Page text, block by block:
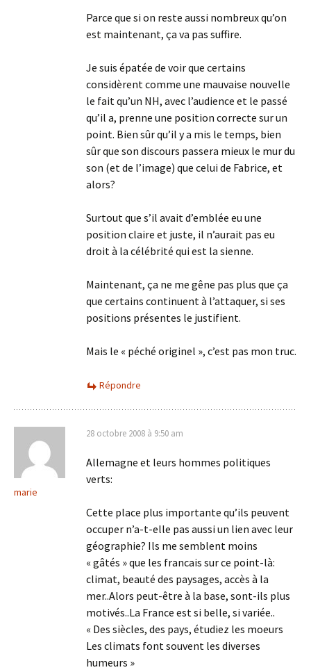
Parce que si on reste aussi nombreux qu’on
est maintenant, ça va pas suffire.
Je suis épatée de voir que certains
considèrent comme une mauvaise nouvelle
le fait qu’un NH, avec l’audience et le passé
qu’il a, prenne une position correcte sur un
point. Bien sûr qu’il y a mis le temps, bien
sûr que son discours passera mieux le mur du
son (et de l’image) que celui de Fabrice, et
alors?
Surtout que s’il avait d’emblée eu une
position claire et juste, il n’aurait pas eu
droit à la célébrité qui est la sienne.
Maintenant, ça ne me gêne pas plus que ça
que certains continuent à l’attaquer, si ses
positions présentes le justifient.
Mais le « péché originel », c’est pas mon truc.
Répondre
marie
28 octobre 2008 à 9:50 am
Allemagne et leurs hommes politiques
verts:
Cette place plus importante qu’ils peuvent
occuper n’a-t-elle pas aussi un lien avec leur
géographie? Ils me semblent moins
« gâtés » que les francais sur ce point-là:
climat, beauté des paysages, accès à la
mer..Alors peut-être à la base, sont-ils plus
motivés..La France est si belle, si variée..
« Des siècles, des pays, étudiez les moeurs
Les climats font souvent les diverses
humeurs »